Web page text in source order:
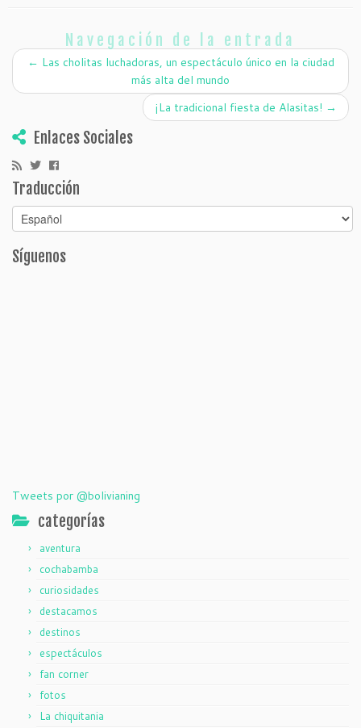
Navegación de la entrada
← Las cholitas luchadoras, un espectáculo único en la ciudad
más alta del mundo
¡La tradicional fiesta de Alasitas! →
Enlaces Sociales
Traducción
Síguenos
Tweets por @bolivianing
categorías
aventura
cochabamba
curiosidades
destacamos
destinos
espectáculos
fan corner
fotos
La chiquitania